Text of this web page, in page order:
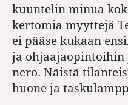
kuuntelin minua
kertomia myyttejä
ei pääse kukaan
ja ohjaajaopintoihin
nero. Näistä
huone ja